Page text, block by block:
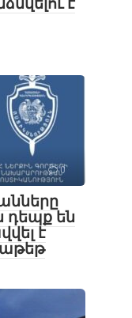
0
դեպք են
է